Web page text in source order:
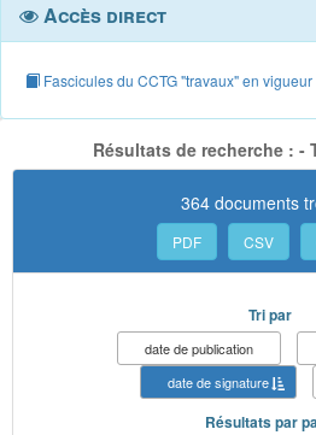
Accès direct
Fascicules du CCTG "travaux" en vigueur
Résultats de recherche : -
364 documents
PDF CSV
Tri par
date de publication
date de signature
Résultats par